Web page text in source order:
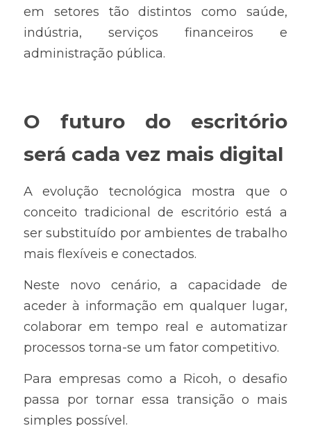
em setores tão distintos como saúde,
indústria, serviços financeiros e
administração pública.
O futuro do escritório
será cada vez mais digital
A evolução tecnológica mostra que o
conceito tradicional de escritório está a
ser substituído por ambientes de trabalho
mais flexíveis e conectados.
Neste novo cenário, a capacidade de
aceder à informação em qualquer lugar,
colaborar em tempo real e automatizar
processos torna-se um fator competitivo.
Para empresas como a Ricoh, o desafio
passa por tornar essa transição o mais
simples possível.